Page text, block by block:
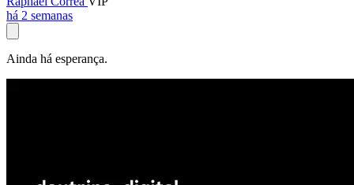
há 2 semanas
Ainda há esperança.